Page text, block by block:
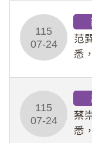
教
事
115
07-24
范
悉
行
劉
115
07-24
蔡
悉